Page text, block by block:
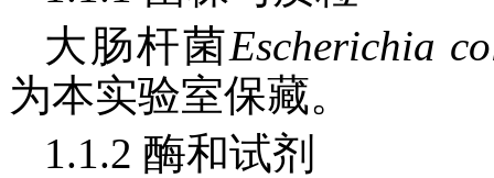
大肠杆菌Escherichia
为本实验室保藏。
1.1.2 酶和试剂